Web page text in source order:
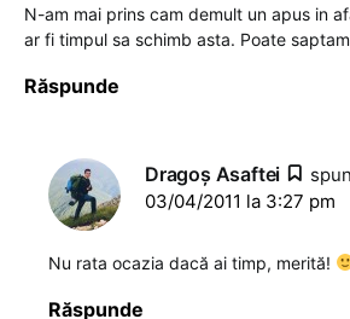
N-am mai prins cam demult un apus in
ar fi timpul sa schimb asta. Poate
Răspunde
Dragoş Asaftei
03/04/2011 la 3:27 pm
Nu rata ocazia dacă ai timp, merită!
Răspunde